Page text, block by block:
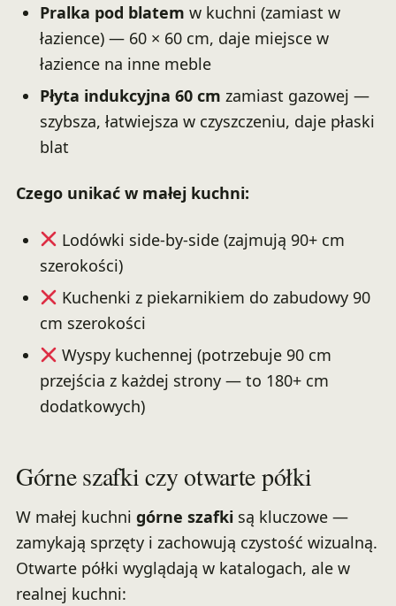
Pralka pod blatem w kuchni (zamiast w
łazience) — 60 × 60 cm, daje miejsce w
łazience na inne meble
Płyta indukcyjna 60 cm zamiast gazowej —
szybsza, łatwiejsza w czyszczeniu, daje płaski
blat
Czego unikać w małej kuchni:
Lodówki side-by-side (zajmują 90+ cm
szerokości)
Kuchenki z piekarnikiem do zabudowy 90
cm szerokości
Wyspy kuchennej (potrzebuje 90 cm
przejścia z każdej strony — to 180+ cm
dodatkowych)
Górne szafki czy otwarte półki
W małej kuchni górne szafki są kluczowe —
zamykają sprzęty i zachowują czystość wizualną.
Otwarte półki wyglądają w katalogach, ale w
realnej kuchni: